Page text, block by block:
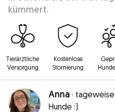
kümmert.
Tierärztliche
Versorgung
Kostenlose
Stornierung
Anna ·
Hunde :)